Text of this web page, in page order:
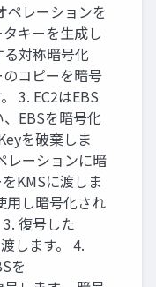
ペレーションを
キーを⽣成し
る対称暗号化
コピーを暗号
3. EC2はEBS
EBSを暗号化
を破棄しま
レーションに暗
KMSに渡しま
⽤し暗号化され
復号した
します。 4.
を